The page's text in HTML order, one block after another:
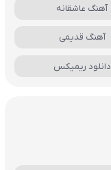
آهنگ عاشقانه
آهنگ قدیمی
دانلود ریمیکس